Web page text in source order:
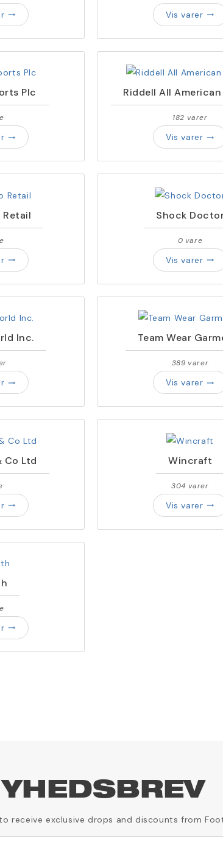
trending_flat Vis varer trending_flat
Plc
trending_flat
Riddell All
182 varer
Vis varer trending_flat
trending_flat
Shock
0 vare
Vis varer trending_flat
Inc.
trending_flat
Team Wear
389 varer
Vis varer trending_flat
Co Ltd
trending_flat
Wincraft
304 varer
Vis varer trending_flat
trending_flat
receive exclusive drops and discounts from